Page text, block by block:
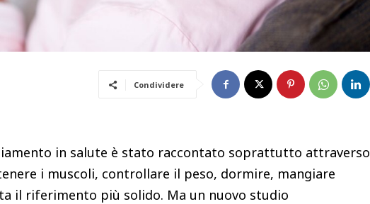
Condividere
in salute è stato raccontato soprattutto attraverso
i muscoli, controllare il peso, dormire, mangiare
il riferimento più solido. Ma un nuovo studio